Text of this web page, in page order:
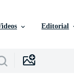
Editorial